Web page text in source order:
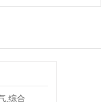
,综合